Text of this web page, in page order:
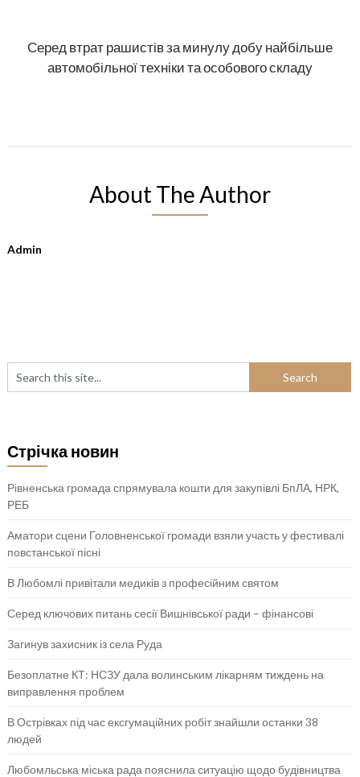
Серед втрат рашистів за минулу добу найбільше
автомобільної техніки та особового складу
About The Author
Admin
Стрічка новин
Рівненська громада спрямувала кошти для закупівлі БпЛА, НРК,
РЕБ
Аматори сцени Головненської громади взяли участь у фестивалі
повстанської пісні
В Любомлі привітали медиків з професійним святом
Серед ключових питань сесії Вишнівської ради – фінансові
Загинув захисник із села Руда
Безоплатне КТ: НСЗУ дала волинським лікарням тиждень на
виправлення проблем
В Острівках під час ексгумаційних робіт знайшли останки 38
людей
Любомльська міська рада пояснила ситуацію щодо будівництва